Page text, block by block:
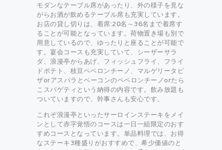
モダンなテーブル席があったり、外の様子を見な
がらお酒が飲めるテーブル席も充実しています。
お店の貸し切りは、着席:20名～36名まで着席す
ることが可能となっています。荷物置き場も別で
用意しているので、ゆったりと座ることが可能で
す。宴会コースも充実していて、シーザーサラ
ダ、浪漫亭からあげ、フィッシュフライ、フライ
ドポテト、枝豆ペペロンチーノ、マルゲリータピ
ザorアスパラとベーコンのペペロンチーノorたら
こスパゲティという納得の内容です。飲み放題も
ついていますので、幹事さんも安心です。
これぞ浪漫亭といったサーロインステーキをメイ
ンとして赤字覚悟のコースは一日一組限定のおす
すめコースとなっています。単品料理では、お得
なステーキ3種盛りがおすすめで、希少価値のと